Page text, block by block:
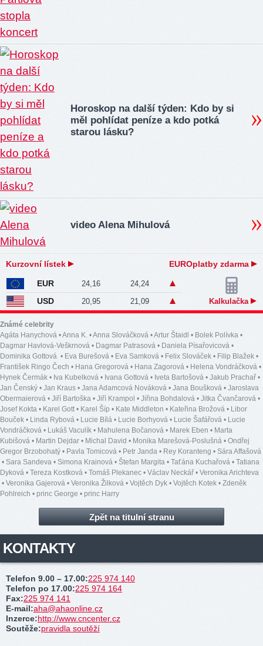
Horoskop na další týden: Kdo by si
měl pohlídat peníze a kdo potká
starou lásku?
video Alena Mihulová
Kurzovní lístek EUROplatby zdarma
EUR 24,16 24,24
USD 20,95 21,09 Kalkulačka
Známé celebrity
Agáta Hanychová •Anna K. •Anna Slováčková •Artur Štaidl • Bolek Polívka •
Dagmar Havlová-Veškrnová • Dagmar Patrasová • Daniela Písařovicová •
Dominika Gottová • Eva Burešová • Eva Samková • Felix Slováček • Filip Blažek •
František Ringo Čech • Hana Gregorová • Hana Zagorová • Helena Vondráčková •
Hynek Čermák • Iva Kubelková • Ivana Gottová • Iveta Bartošová • Jakub Prachař •
Jan Čenský • Jan Kraus • Jana Adamcová Nováková • Jana Boušková • Jaroslava
Obermaierová • Jiří Bartoška • Jiří Krampol • Jiřina Bohdalová • Jitka Čvančarová •
Josef Kokta • Karel Gott • Karel Šíp • Kate Middleton • Kateřina Brožová • Libor
Bouček • Linda Rybová • Lucie Bílá • Lucie Borhyová • Lucie Šafářová • Lucie
Vondráčková • Lukáš Vaculík • Mahulena Bočanová • Marek Eben • Marta
Kubišová • Martin Dejdar • Michal David • Monika Marešová-Poslušná • Ondřej
Gregor Brzobohatý • Pavla Tomicová • Petr Janda • Rey Koranteng • Sára Affašová
• Sara Sandeva • Simona Krainová • Štefan Margita • Taťána Kuchařová • Tatiana
Dyková • Tereza Kostková • Tomáš Plekanec • Václav Neckář • Veronika Arichteva
• Veronika Gajerová • Veronika Žilková • Vojtěch Dyk • Vojtěch Kotek • Zdeněk
Pohlreich • princ George • princ Harry
Zpět na titulní stranu
KONTAKTY
Telefon 9.00 – 17.00:225 974 140
Telefon po 17.00:225 974 164
Fax:225 974 141
E-mail:aha@ahaonline.cz
Inzerce:http://www.cncenter.cz
Soutěže:pravidla soutěží